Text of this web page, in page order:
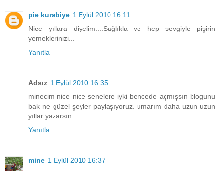
pie kurabiye 1 Eylül 2010 16:11
Nice yıllara diyelim....Sağlıkla ve hep sevgiyle pişirin
yemeklerinizi...
Yanıtla
Adsız 1 Eylül 2010 16:35
minecim nice nice senelere iyki bencede açmışsın blogunu
bak ne güzel şeyler paylaşıyoruz. umarım daha uzun uzun
yıllar yazarsın.
Yanıtla
mine 1 Eylül 2010 16:37